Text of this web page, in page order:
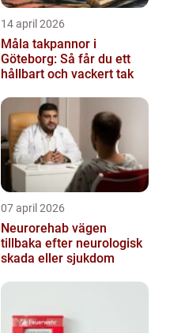
14 april 2026
Måla takpannor i
Göteborg: Så får du ett
hållbart och vackert tak
07 april 2026
Neurorehab vägen
tillbaka efter neurologisk
skada eller sjukdom